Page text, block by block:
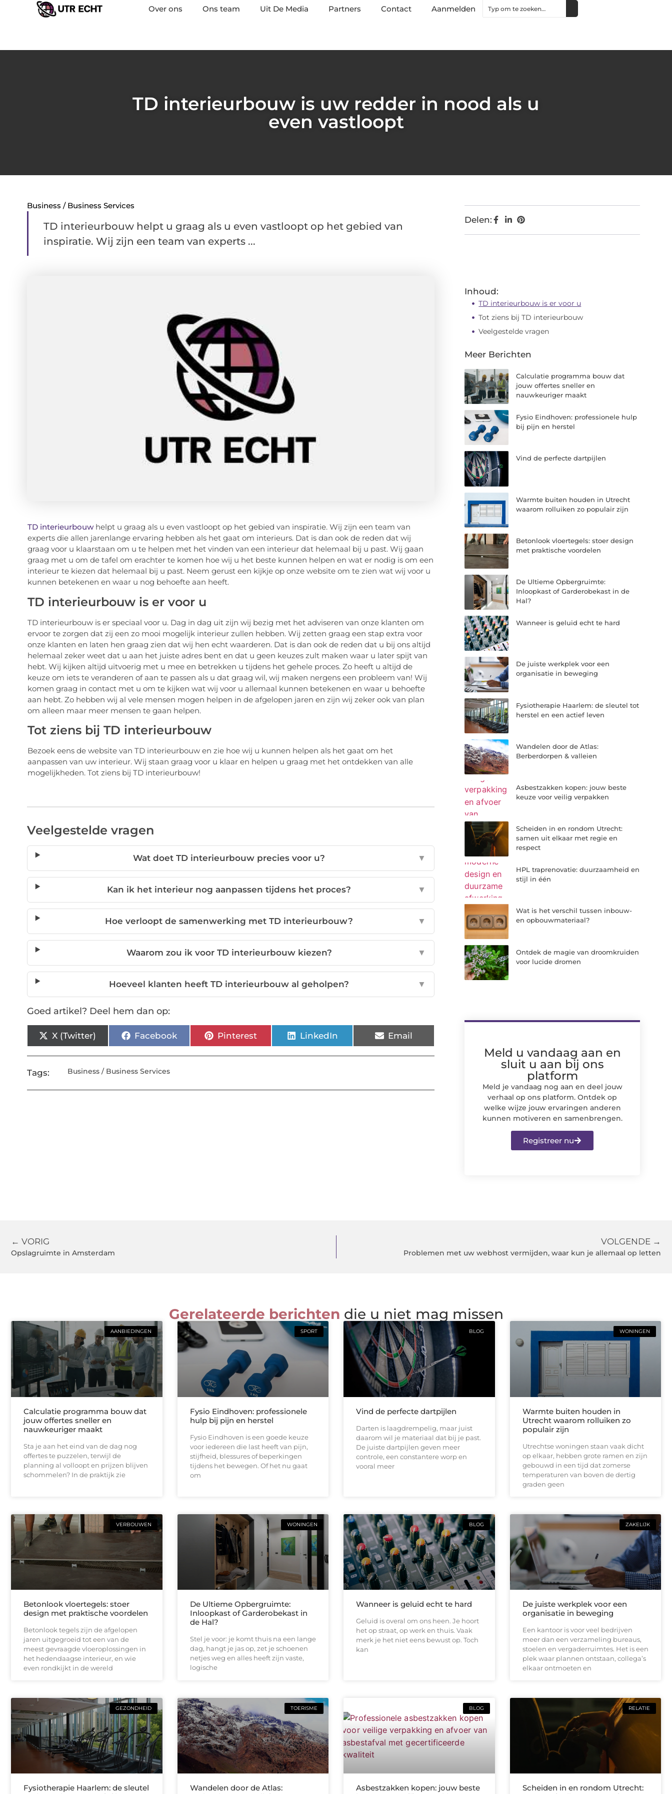
Over ons Ons team Uit De Media Partners Contact Aanmelden
TD interieurbouw is uw redder in nood als u
even vastloopt
Business / Business Services
TD interieurbouw helpt u graag als u even vastloopt op het gebied van
inspiratie. Wij zijn een team van experts ...
TD interieurbouwhelpt u graag als u even vastloopt op het gebied van inspiratie. Wij zijn een team van
experts die allen jarenlange ervaring hebben als het gaat om interieurs. Dat is dan ook de reden dat wij
graag voor u klaarstaan om u te helpen met het vinden van een interieur dat helemaal bij u past. Wij gaan
graag met u om de tafel om erachter te komen hoe wij u het beste kunnen helpen en wat er nodig is om een
interieur te kiezen dat helemaal bij u past. Neem gerust een kijkje op onze website om te zien wat wij voor u
kunnen betekenen en waar u nog behoefte aan heeft.
TD interieurbouw is er voor u
TD interieurbouw is er speciaal voor u. Dag in dag uit zijn wij bezig met het adviseren van onze klanten om
ervoor te zorgen dat zij een zo mooi mogelijk interieur zullen hebben. Wij zetten graag een stap extra voor
onze klanten en laten hen graag zien dat wij hen echt waarderen. Dat is dan ook de reden dat u bij ons altijd
helemaal zeker weet dat u aan het juiste adres bent en dat u geen keuzes zult maken waar u later spijt van
hebt. Wij kijken altijd uitvoerig met u mee en betrekken u tijdens het gehele proces. Zo heeft u altijd de
keuze om iets te veranderen of aan te passen als u dat graag wil, wij maken nergens een probleem van! Wij
komen graag in contact met u om te kijken wat wij voor u allemaal kunnen betekenen en waar u behoefte
aan hebt. Zo hebben wij al vele mensen mogen helpen in de afgelopen jaren en zijn wij zeker ook van plan
om alleen maar meer mensen te gaan helpen.
Tot ziens bij TD interieurbouw
Bezoek eens de website van TD interieurbouw en zie hoe wij u kunnen helpen als het gaat om het
aanpassen van uw interieur. Wij staan graag voor u klaar en helpen u graag met het ontdekken van alle
mogelijkheden. Tot ziens bij TD interieurbouw!
Veelgestelde vragen
Wat doet TD interieurbouw precies voor u? ▼
Kan ik het interieur nog aanpassen tijdens het proces? ▼
Hoe verloopt de samenwerking met TD interieurbouw? ▼
Waarom zou ik voor TD interieurbouw kiezen? ▼
Hoeveel klanten heeft TD interieurbouw al geholpen? ▼
Goed artikel? Deel hem dan op:
X (Twitter) Facebook Pinterest LinkedIn Email
Tags: Business / Business Services
Delen:
Inhoud:
TD interieurbouw is er voor u
Tot ziens bij TD interieurbouw
Veelgestelde vragen
Meer Berichten
Calculatie programma bouw dat
jouw offertes sneller en
nauwkeuriger maakt
Fysio Eindhoven: professionele hulp
bij pijn en herstel
Vind de perfecte dartpijlen
Warmte buiten houden in Utrecht
waarom rolluiken zo populair zijn
Betonlook vloertegels: stoer design
met praktische voordelen
De Ultieme Opbergruimte:
Inloopkast of Garderobekast in de
Hal?
Wanneer is geluid echt te hard
De juiste werkplek voor een
organisatie in beweging
Fysiotherapie Haarlem: de sleutel tot
herstel en een actief leven
Wandelen door de Atlas:
Berberdorpen & valleien
Asbestzakken kopen: jouw beste
keuze voor veilig verpakken
Scheiden in en rondom Utrecht:
samen uit elkaar met regie en
respect
HPL traprenovatie: duurzaamheid en
stijl in één
Wat is het verschil tussen inbouw-
en opbouwmateriaal?
Ontdek de magie van droomkruiden
voor lucide dromen
Meld u vandaag aan en
sluit u aan bij ons
platform
Meld je vandaag nog aan en deel jouw
verhaal op ons platform. Ontdek op
welke wijze jouw ervaringen anderen
kunnen motiveren en samenbrengen.
Registreer nu
← VORIG
Opslagruimte in Amsterdam
VOLGENDE →
Problemen met uw webhost vermijden, waar kun je allemaal op letten
Gerelateerde berichten die u niet mag missen
AANBIEDINGEN
Calculatie programma bouw dat
jouw offertes sneller en
nauwkeuriger maakt
Sta je aan het eind van de dag nog
offertes te puzzelen, terwijl de
planning al volloopt en prijzen blijven
schommelen? In de praktijk zie
SPORT
Fysio Eindhoven: professionele
hulp bij pijn en herstel
Fysio Eindhoven is een goede keuze
voor iedereen die last heeft van pijn,
stijfheid, blessures of beperkingen
tijdens het bewegen. Of het nu gaat
om
BLOG
Vind de perfecte dartpijlen
Darten is laagdrempelig, maar juist
daarom wil je materiaal dat bij je past.
De juiste dartpijlen geven meer
controle, een constantere worp en
vooral meer
WONINGEN
Warmte buiten houden in
Utrecht waarom rolluiken zo
populair zijn
Utrechtse woningen staan vaak dicht
op elkaar, hebben grote ramen en zijn
gebouwd in een tijd dat zomerse
temperaturen van boven de dertig
graden geen
VERBOUWEN
Betonlook vloertegels: stoer
design met praktische voordelen
Betonlook tegels zijn de afgelopen
jaren uitgegroeid tot een van de
meest gevraagde vloeroplossingen in
het hedendaagse interieur, en wie
even rondkijkt in de wereld
WONINGEN
De Ultieme Opbergruimte:
Inloopkast of Garderobekast in
de Hal?
Stel je voor: je komt thuis na een lange
dag, hangt je jas op, zet je schoenen
netjes weg en alles heeft zijn vaste,
logische
BLOG
Wanneer is geluid echt te hard
Geluid is overal om ons heen. Je hoort
het op straat, op werk en thuis. Vaak
merk je het niet eens bewust op. Toch
kan
ZAKELIJK
De juiste werkplek voor een
organisatie in beweging
Een kantoor is voor veel bedrijven
meer dan een verzameling bureaus,
stoelen en vergaderruimtes. Het is een
plek waar plannen ontstaan, collega’s
elkaar ontmoeten en
GEZONDHEID
Fysiotherapie Haarlem: de sleutel
TOERISME
Wandelen door de Atlas:
BLOG
Asbestzakken kopen: jouw beste
RELATIE
Scheiden in en rondom Utrecht: